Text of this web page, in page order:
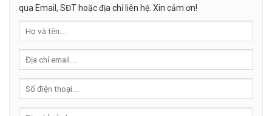
qua Email, SĐT hoặc địa chỉ liên hệ. Xin cảm ơn!